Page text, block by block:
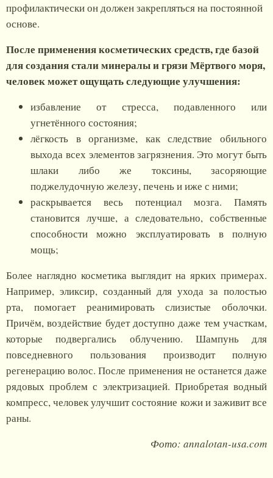
профилактически он должен закрепляться на постоянной
основе.
После применения косметических средств, где базой
для создания стали минералы и грязи Мёртвого моря,
человек может ощущать следующие улучшения:
избавление от стресса, подавленного или
угнетённого состояния;
лёгкость в организме, как следствие обильного
выхода всех элементов загрязнения. Это могут быть
шлаки либо же токсины, засоряющие
поджелудочную железу, печень и иже с ними;
раскрывается весь потенциал мозга. Память
становится лучше, а следовательно, собственные
способности можно эксплуатировать в полную
мощь;
Более наглядно косметика выглядит на ярких примерах.
Например, эликсир, созданный для ухода за полостью
рта, помогает реанимировать слизистые оболочки.
Причём, воздействие будет доступно даже тем участкам,
которые подвергались облучению. Шампунь для
повседневного пользования производит полную
регенерацию волос. После применения не останется даже
рядовых проблем с электризацией. Приобретая водный
компресс, человек улучшит состояние кожи и заживит все
раны.
Фото: annalotan-usa.com